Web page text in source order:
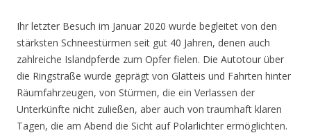
Ihr letzter Besuch im Januar 2020 wurde begleitet von den
stärksten Schneestürmen seit gut 40 Jahren, denen auch
zahlreiche Islandpferde zum Opfer fielen. Die Autotour über
die Ringstraße wurde geprägt von Glatteis und Fahrten hinter
Räumfahrzeugen, von Stürmen, die ein Verlassen der
Unterkünfte nicht zuließen, aber auch von traumhaft klaren
Tagen, die am Abend die Sicht auf Polarlichter ermöglichten.